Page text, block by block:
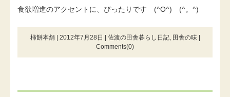
食欲増進のアクセントに、ぴったりです (^O^) (^。^)
柿餅本舗 | 2012年7月28日 | 佐渡の田舎暮らし日記, 田舎の味|
Comments(0)